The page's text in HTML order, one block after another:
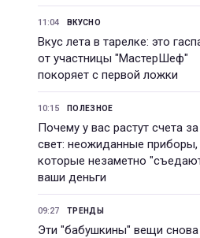
11:04 ВКУСНО
Вкус лета в тарелке: это
от участницы "МастерШеф"
покоряет с первой ложки
10:15 ПОЛЕЗНОЕ
Почему у вас растут счета за
свет: неожиданные приборы,
которые незаметно
ваши деньги
09:27 ТРЕНДЫ
Эти "бабушкины" вещи снова